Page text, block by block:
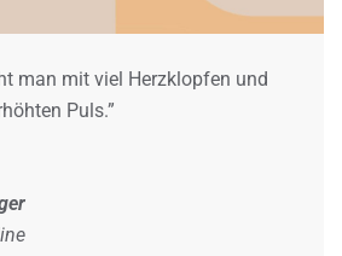
man mit viel Herzklopfen und
Puls.”